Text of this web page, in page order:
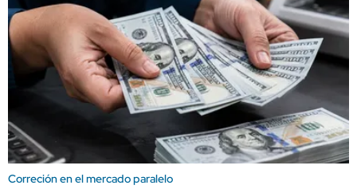
Correción en el mercado paralelo